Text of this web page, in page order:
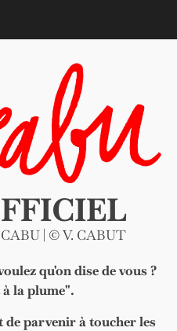
| © V. CABUT
qu'on dise de vous ?
la plume".
de parvenir à toucher les